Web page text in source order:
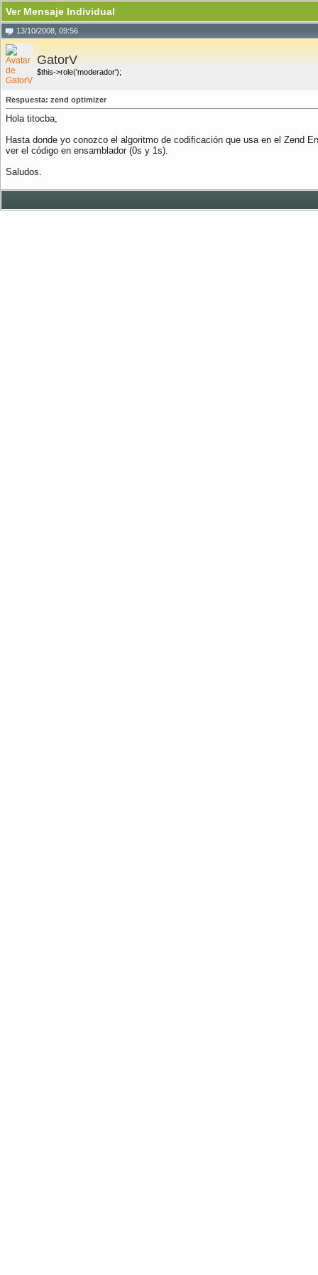
Ver Mensaje Individual
13/10/2008, 09:56
GatorV
$this->role('moderador');
Respuesta: zend optimizer
Hola titocba,
Hasta donde yo conozco el algoritmo de codificación que usa en el Zend
ver el código en ensamblador (0s y 1s).
Saludos.